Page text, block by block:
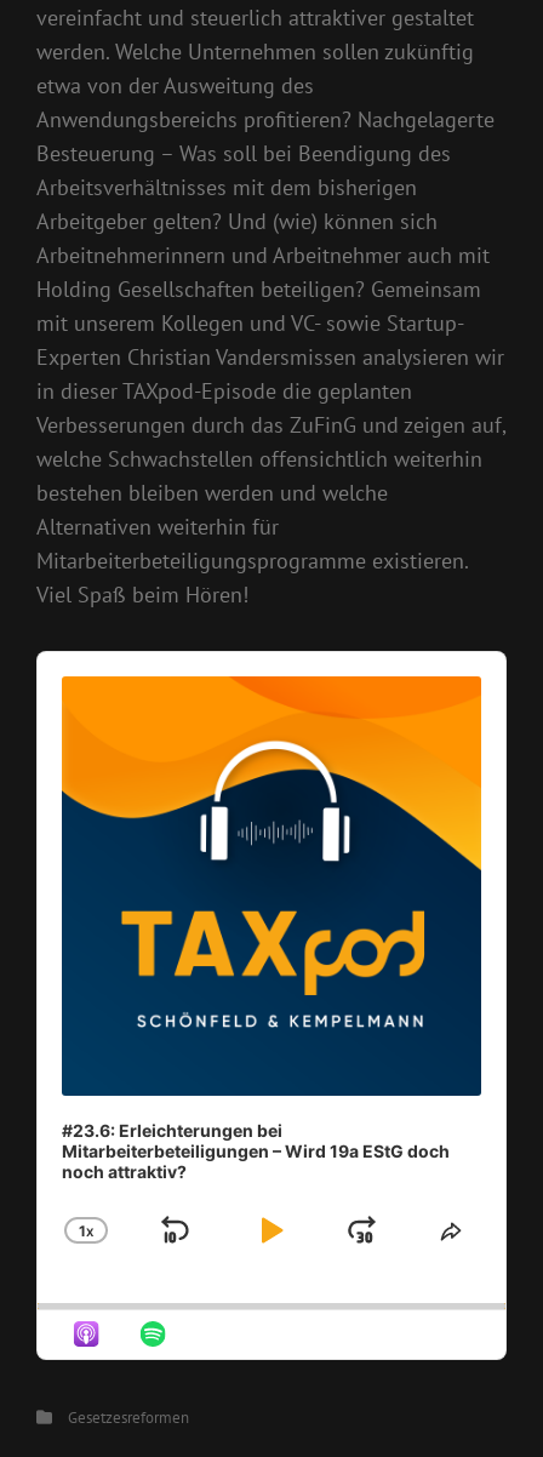
vereinfacht und steuerlich attraktiver gestaltet
werden. Welche Unternehmen sollen zukünftig
etwa von der Ausweitung des
Anwendungsbereichs profitieren? Nachgelagerte
Besteuerung – Was soll bei Beendigung des
Arbeitsverhältnisses mit dem bisherigen
Arbeitgeber gelten? Und (wie) können sich
Arbeitnehmerinnern und Arbeitnehmer auch mit
Holding Gesellschaften beteiligen? Gemeinsam
mit unserem Kollegen und VC- sowie Startup-
Experten Christian Vandersmissen analysieren wir
in dieser TAXpod-Episode die geplanten
Verbesserungen durch das ZuFinG und zeigen auf,
welche Schwachstellen offensichtlich weiterhin
bestehen bleiben werden und welche
Alternativen weiterhin für
Mitarbeiterbeteiligungsprogramme existieren.
Viel Spaß beim Hören!
Audio
Player
#23.6: Erleichterungen bei
Mitarbeiterbeteiligungen – Wird 19a EStG doch
noch attraktiv?
CHANGE
1X
SKIP
PLAYJUMPSHARE
CategoriesGesetzesreformen